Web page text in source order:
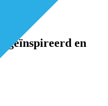
geïnspireerd en